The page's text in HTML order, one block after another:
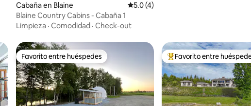
Cabaña en Blaine Calificación promedio: 5.0 de 5, 4
5.0 (4)
Blaine Country Cabins - Cabaña 1
Limpieza · Comodidad · Check-out
Favorito entre huéspedes
Favorito entre huéspedes Favorito entre huéspedes
Favorito entre